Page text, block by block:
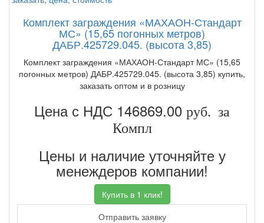
Комплект заграждения «МАХАОН-Стандарт
МС» (15,65 погонных метров)
ДАБР.425729.045. (высота 3,85)
Комплект заграждения «МАХАОН-Стандарт МС» (15,65
погонных метров) ДАБР.425729.045. (высота 3,85) купить,
заказать оптом и в розницу
Цена с НДС 146869.00 руб. за
Компл
Цены и наличие уточняйте у
менеждеров компании!
Купить в 1 клик!
Отправить заявку